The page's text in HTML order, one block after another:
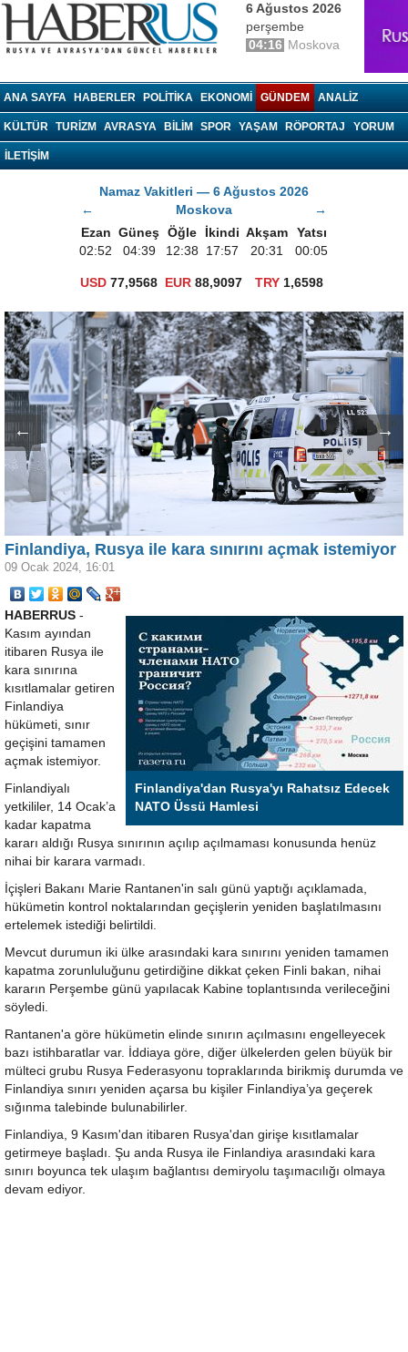
6 Ağustos 2026
perşembe
04:16 Moskova
ANA SAYFA HABERLER POLITIKA EKONOMI GÜNDEM ANALIZ
KÜLTÜR TURIZM AVRASYA BILIM SPOR YAŞAM RÖPORTAJ YORUM
İLETİŞİM
Namaz Vakitleri — 6 Ağustos 2026
←
Moskova
→
Ezan Güneş Öğle İkindi Akşam
Yatsı
02:52
04:39 12:38 17:57 20:31 00:05
USD 77,9568 EUR 88,9097 TRY1,6598
← →
Finlandiya, Rusya ile kara sınırını açmak istemiyor
09 Ocak 2024, 16:01
Finlandiya'dan Rusya'yı Rahatsız Edecek
NATO Üssü Hamlesi
HABERRUS -
Kasım ayından
itibaren Rusya ile
kara sınırına
kısıtlamalar getiren
Finlandiya
hükümeti, sınır
geçişini tamamen
açmak istemiyor.
Finlandiyalı
yetkililer, 14 Ocak’a
kadar kapatma
kararı aldığı Rusya sınırının açılıp açılmaması konusunda henüz
nihai bir karara varmadı.
İçişleri Bakanı Marie Rantanen'in salı günü yaptığı açıklamada,
hükümetin kontrol noktalarından geçişlerin yeniden başlatılmasını
ertelemek istediği belirtildi.
Mevcut durumun iki ülke arasındaki kara sınırını yeniden tamamen
kapatma zorunluluğunu getirdiğine dikkat çeken Finli bakan, nihai
kararın Perşembe günü yapılacak Kabine toplantısında verileceğini
söyledi.
Rantanen'a göre hükümetin elinde sınırın açılmasını engelleyecek
bazı istihbaratlar var. İddiaya göre, diğer ülkelerden gelen büyük bir
mülteci grubu Rusya Federasyonu topraklarında birikmiş durumda ve
Finlandiya sınırı yeniden açarsa bu kişiler Finlandiya’ya geçerek
sığınma talebinde bulunabilirler.
Finlandiya, 9 Kasım'dan itibaren Rusya'dan girişe kısıtlamalar
getirmeye başladı. Şu anda Rusya ile Finlandiya arasındaki kara
sınırı boyunca tek ulaşım bağlantısı demiryolu taşımacılığı olmaya
devam ediyor.